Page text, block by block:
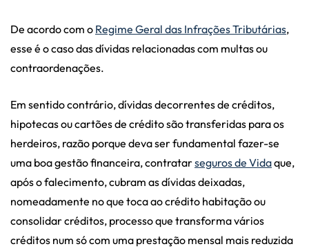
De acordo com o Regime Geral das Infrações Tributárias,
esse é o caso das dívidas relacionadas com multas ou
contraordenações.
Em sentido contrário, dívidas decorrentes de créditos,
hipotecas ou cartões de crédito são transferidas para os
herdeiros, razão porque deva ser fundamental fazer-se
uma boa gestão financeira, contratarseguros de Vidaque,
após o falecimento, cubram as dívidas deixadas,
nomeadamente no que toca ao crédito habitação ou
consolidar créditos, processo que transforma vários
créditos num só com uma prestação mensal mais reduzida